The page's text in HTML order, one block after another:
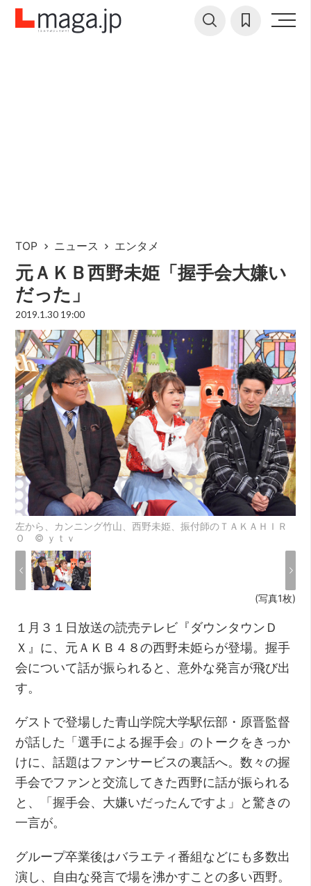
TOP ニュース エンタメ
元ＡＫＢ西野未姫「握手会大嫌い
だった」
2019.1.30 19:00
左から、カンニング竹山、西野未姫、振付師のＴＡＫＡＨＩＲ
Ｏ © ｙｔｖ
(写真1枚)
１月３１日放送の読売テレビ『ダウンタウンＤ
Ｘ』に、元ＡＫＢ４８の西野未姫らが登場。握手
会について話が振られると、意外な発言が飛び出
す。
ゲストで登場した青山学院大学駅伝部・原晋監督
が話した「選手による握手会」のトークをきっか
けに、話題はファンサービスの裏話へ。数々の握
手会でファンと交流してきた西野に話が振られる
と、「握手会、大嫌いだったんですよ」と驚きの
一言が。
グループ卒業後はバラエティ番組などにも多数出
演し、自由な発言で場を沸かすことの多い西野。